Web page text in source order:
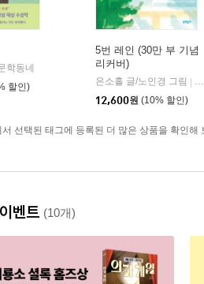
학동네
할인)
5번 레인 (30만 부 기념
리커버)
은소홀 글/노인경 그림
12,600원 (10% 할인)
서 선택된 태그에 등록된 더 많은 상품을 확인해
벤트 (10개)